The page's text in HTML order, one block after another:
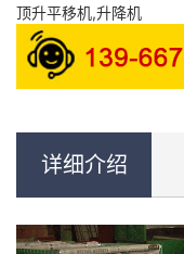
顶升平移机,升降机
详细介绍